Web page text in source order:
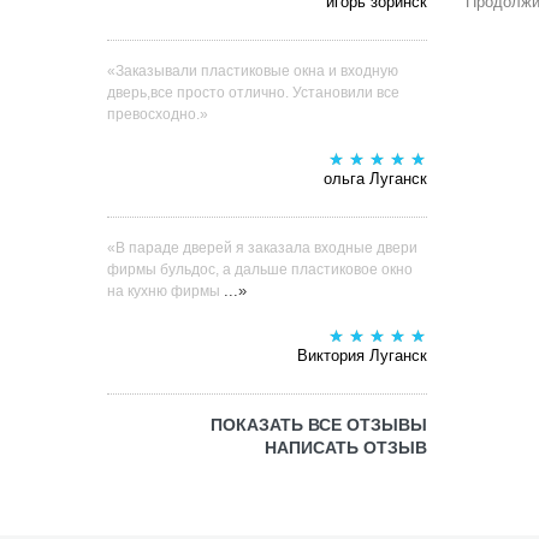
«Заказывали пластиковые окна и входную
дверь,все просто отлично. Установили все
превосходно.»
ольга Луганск
«В параде дверей я заказала входные двери
фирмы бульдос, а дальше пластиковое окно
на кухню фирмы
...»
Виктория Луганск
ПОКАЗАТЬ ВСЕ ОТЗЫВЫ
НАПИСАТЬ ОТЗЫВ